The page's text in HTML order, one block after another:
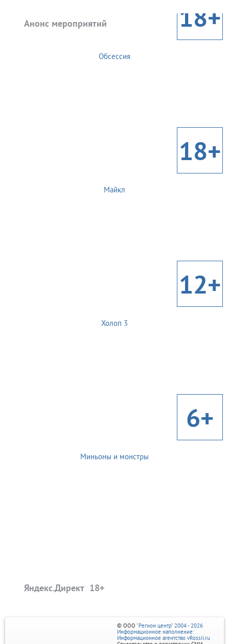
Анонс мероприятий 18+
Обсессия
18+
Майкл
12+
Холоп 3
6+
Миньоны и монстры
Яндекс.Директ
© ООО "Регион центр" 2004 - 2026
Информационное наполнение:
Информационное агентство vRossii.ru